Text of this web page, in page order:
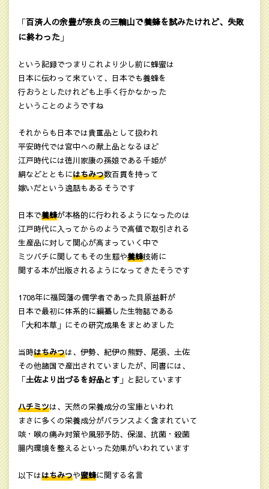
「百済人の余豊が奈良の三輪山で養蜂を試みたけれど、失敗
に終わった 」
という記録でつまりこれより少し前に蜂蜜は
日本に伝わって来ていて、日本でも養蜂を
行おうとしたけれども上手く行かなかった
ということのようですね
それからも日本では貴重品として扱われ
平安時代では宮中への献上品となるほど
江戸時代には徳川家康の孫娘である千姫が
絹などとともにはちみつ数百貫を持って
嫁いだという逸話もあるそうです
日本で養蜂が本格的に行われるようになったのは
江戸時代に入ってからのようで高値で取引される
生産品に対して関心が高まっていく中で
ミツバチに関してもその生態や養蜂技術に
関する本が出版されるようになってきたそうです
1708年に福岡藩の儒学者であった貝原益軒が
日本で最初に体系的に編纂した生物誌である
「大和本草」にその研究成果をまとめました
当時はちみつは、伊勢、紀伊の熊野、尾張、土佐
その他諸国で産出されていましたが、同書には、
「土佐より出づるを好品とす 」と記しています
ハチミツは、天然の栄養成分の宝庫といわれ
まさに多くの栄養成分がバランスよく含まれていて
咳・喉の痛み対策や風邪予防、保湿、抗菌・殺菌
腸内環境を整えるといった効果がいわれています
以下ははちみつや蜜蜂に関する名言